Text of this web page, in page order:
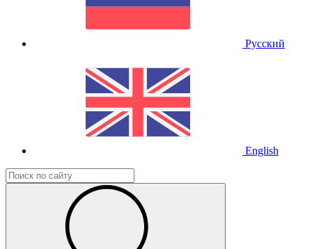
Русский
English